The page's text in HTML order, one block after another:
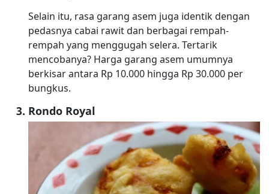
Selain itu, rasa garang asem juga identik dengan
pedasnya cabai rawit dan berbagai rempah-
rempah yang menggugah selera. Tertarik
mencobanya? Harga garang asem umumnya
berkisar antara Rp 10.000 hingga Rp 30.000 per
bungkus.
Rondo Royal